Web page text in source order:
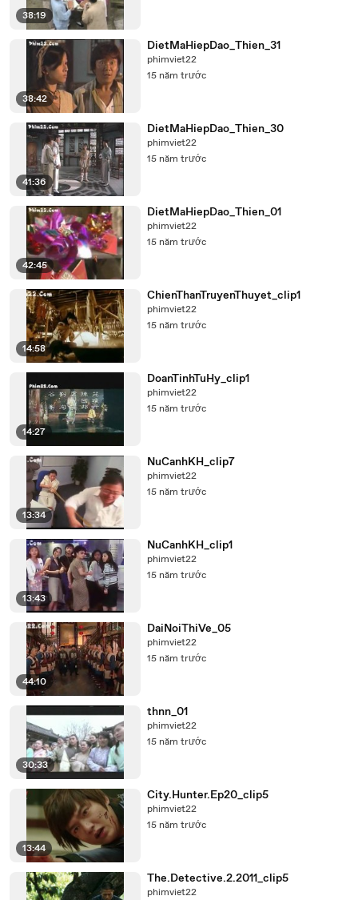
38:19
38:42
DietMaHiepDao_Thien_31
phimviet22
15 năm trước
41:36
DietMaHiepDao_Thien_30
phimviet22
15 năm trước
42:45
DietMaHiepDao_Thien_01
phimviet22
15 năm trước
14:58
ChienThanTruyenThuyet_clip1
phimviet22
15 năm trước
14:27
DoanTinhTuHy_clip1
phimviet22
15 năm trước
13:34
NuCanhKH_clip7
phimviet22
15 năm trước
13:43
NuCanhKH_clip1
phimviet22
15 năm trước
44:10
DaiNoiThiVe_05
phimviet22
15 năm trước
30:33
thnn_01
phimviet22
15 năm trước
13:44
City.Hunter.Ep20_clip5
phimviet22
15 năm trước
The.Detective.2.2011_clip5
phimviet22